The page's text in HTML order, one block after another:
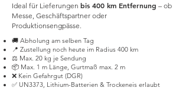
Ideal für Lieferungen bis 400 km Entfernung – ob
Messe, Geschäftspartner oder
Produktionsengpässe.
🚚 Abholung am selben Tag
📍 Zustellung noch heute im Radius 400 km
⚖️ Max. 20 kg je Sendung
📦 Max. 1 m Länge, Gurtmaß max. 2 m
❌ Kein Gefahrgut (DGR)
✅ UN3373, Lithium-Batterien & Trockeneis erlaubt